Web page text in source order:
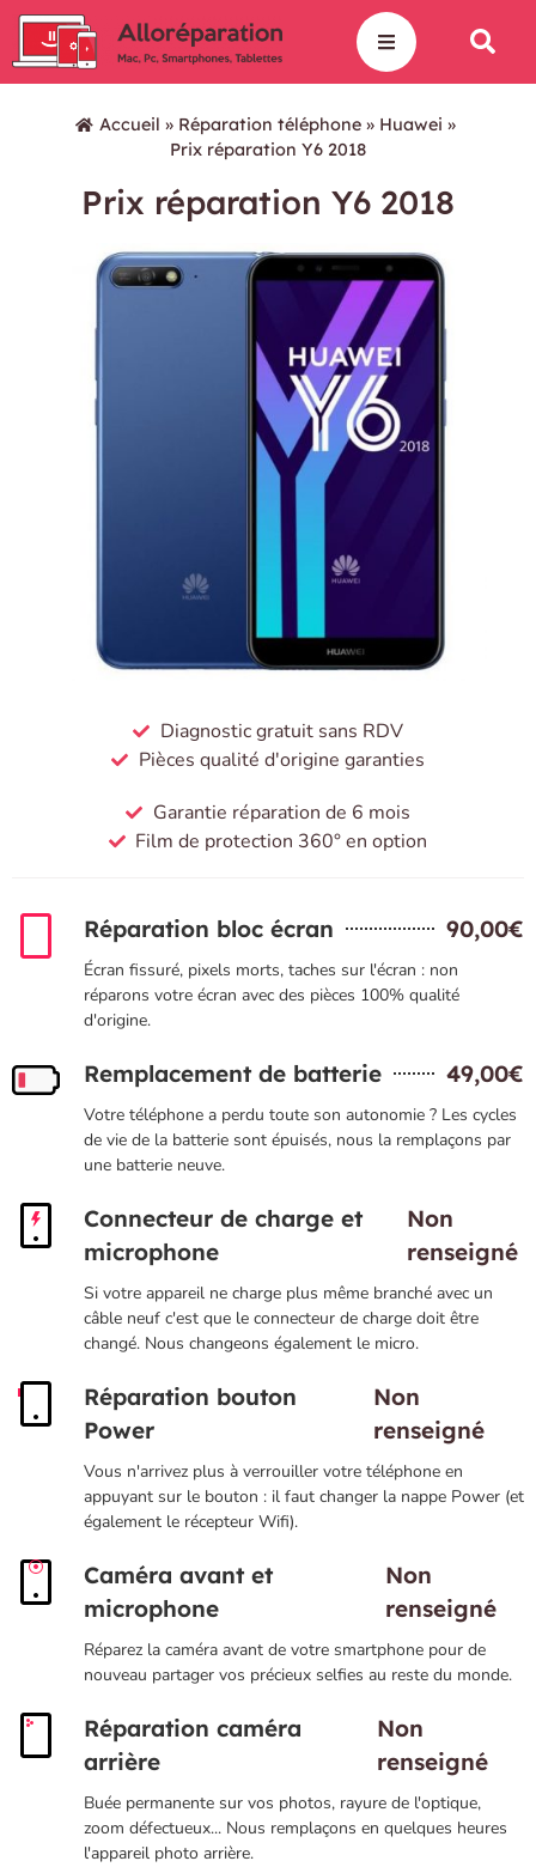
Accueil » Réparation téléphone » Huawei »
Prix réparation Y6 2018
Prix réparation Y6 2018
Diagnostic gratuit sans RDV
Pièces qualité d'origine garanties
Garantie réparation de 6 mois
Film de protection 360° en option
Réparation bloc écran 90,00€
Écran fissuré, pixels morts, taches sur l'écran : non
réparons votre écran avec des pièces 100% qualité
d'origine.
Remplacement de batterie 49,00€
Votre téléphone a perdu toute son autonomie ? Les cycles
de vie de la batterie sont épuisés, nous la remplaçons par
une batterie neuve.
Connecteur de charge et
microphone
Non
renseigné
Si votre appareil ne charge plus même branché avec un
câble neuf c'est que le connecteur de charge doit être
changé. Nous changeons également le micro.
Réparation bouton
Power
Non
renseigné
Vous n'arrivez plus à verrouiller votre téléphone en
appuyant sur le bouton : il faut changer la nappe Power (et
également le récepteur Wifi).
Caméra avant et
microphone
Non
renseigné
Réparez la caméra avant de votre smartphone pour de
nouveau partager vos précieux selfies au reste du monde.
Réparation caméra
arrière
Non
renseigné
Buée permanente sur vos photos, rayure de l'optique,
zoom défectueux... Nous remplaçons en quelques heures
l'appareil photo arrière.